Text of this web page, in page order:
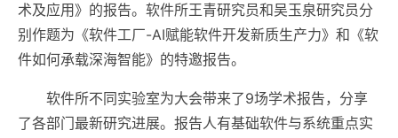
术及应用》的报告。软件所王青研究员和吴玉泉研究员分
别作题为《软件工厂-AI赋能软件开发新质生产力》和《软
件如何承载深海智能》的特邀报告。
软件所不同实验室为大会带来了9场学术报告，分享
了各部门最新研究进展。报告人有基础软件与系统重点实